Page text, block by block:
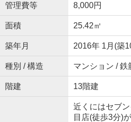
管理費等 8,000円
面積 25.42㎡
築年月 2016年 1月(築
種別 / 構造 マンション / 鉄
階建 13階建
近くにはセブ
目店(徒歩3分)